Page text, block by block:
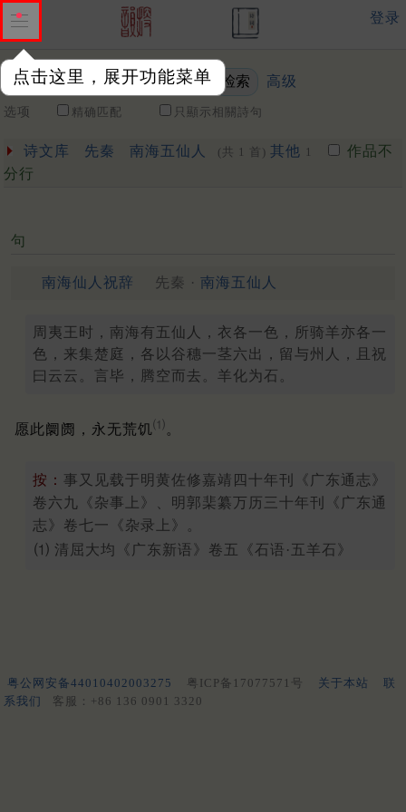
点击这里，展开功能菜单
登录
关键词 高级
选项 精确匹配 只顯示相關詩句
诗文库 先秦 南海五仙人 (共 1 首) 其他 1
作品不
分行
句
南海仙人祝辞 先秦 · 南海五仙人
周夷王时，南海有五仙人，衣各一色，所骑羊亦各一
色，来集楚庭，各以谷穗一茎六出，留与州人，且祝
曰云云。言毕，腾空而去。羊化为石。
愿此阛阓，永无荒饥⑴。
按： 事又见载于明黄佐修嘉靖四十年刊《广东通志》
卷六九《杂事上》、明郭棐纂万历三十年刊《广东通
志》卷七一《杂录上》。
⑴ 清屈大均《广东新语》卷五《石语·五羊石》
粤公网安备44010402003275 粤ICP备17077571号 关于本站
联
系我们
客服：+86 136 0901 3320